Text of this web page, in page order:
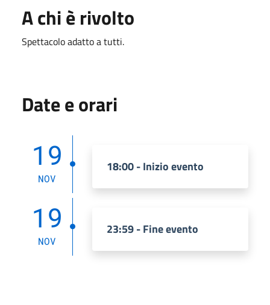
A chi è rivolto
Spettacolo adatto a tutti.
Date e orari
19
NOV
18:00 - Inizio evento
19
NOV
23:59 - Fine evento